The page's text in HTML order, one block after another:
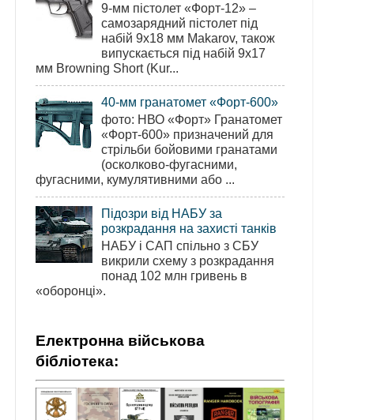
9-мм пістолет «Форт-12» –
самозарядний пістолет під
набій 9х18 мм Makarov, також
випускається під набій 9х17
мм Browning Short (Kur...
40-мм гранатомет «Форт-600»
фото: НВО «Форт» Гранатомет
«Форт-600» призначений для
стрільби бойовими гранатами
(осколково-фугасними,
фугасними, кумулятивними або ...
Підозри від НАБУ за
розкрадання на захисті танків
НАБУ і САП спільно з СБУ
викрили схему з розкрадання
понад 102 млн гривень в
«оборонці».
Електронна військова
бібліотека: